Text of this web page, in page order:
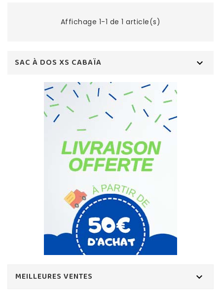
Affichage 1-1 de 1 article(s)
SAC À DOS XS CABAÏA 
MEILLEURES VENTES 